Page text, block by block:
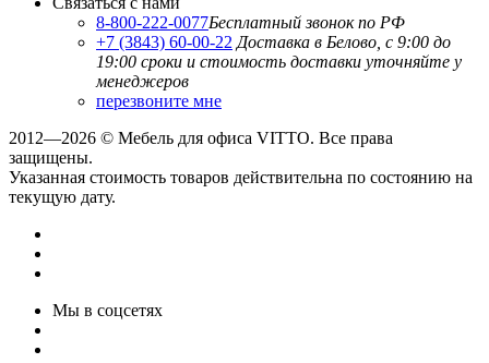
8-800-222-0077Бесплатный звонок по РФ
+7 (3843) 60-00-22 Доставка в Белово, с 9:00 до
19:00 сроки и стоимость доставки уточняйте у
менеджеров
перезвоните мне
2012—2026 © Мебель для офиса VITTO. Все права
защищены.
Указанная стоимость товаров действительна по состоянию на
текущую дату.
Мы в соцсетях